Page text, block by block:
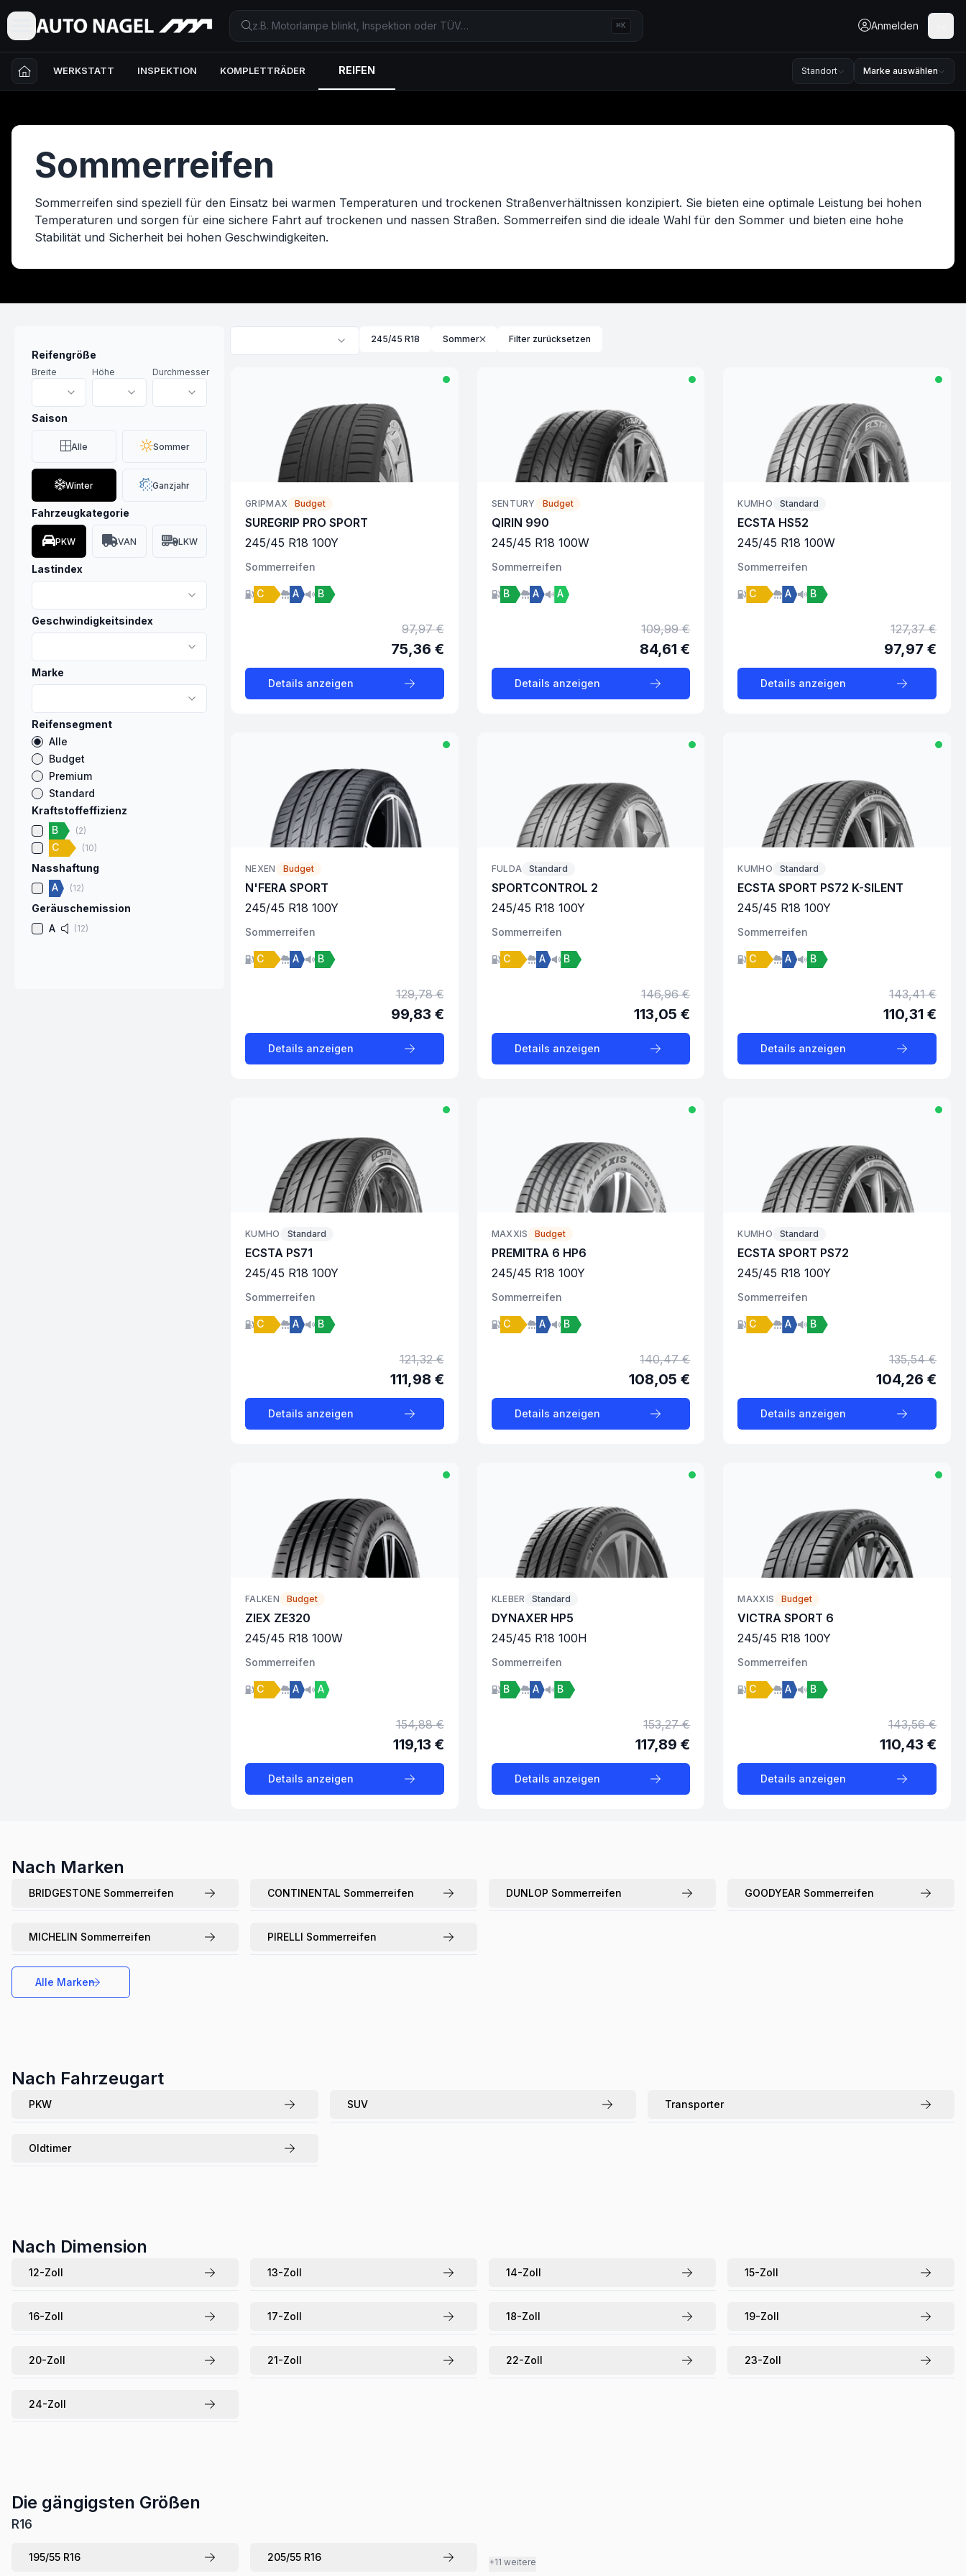
⌘K Anmelden
WERKSTATT INSPEKTION KOMPLETTRÄDER REIFEN Standort Marke auswählen
Sommerreifen
Sommerreifen sind speziell für den Einsatz bei warmen Temperaturen und trockenen Straßenverhältnissen konzipiert. Sie bieten eine optimale Leistung bei hohen
Temperaturen und sorgen für eine sichere Fahrt auf trockenen und nassen Straßen. Sommerreifen sind die ideale Wahl für den Sommer und bieten eine hohe
Stabilität und Sicherheit bei hohen Geschwindigkeiten.
Reifengröße
Breite Höhe Durchmesser
Saison
Alle Sommer
Winter Ganzjahr
Fahrzeugkategorie
PKW VAN LKW
Lastindex
Geschwindigkeitsindex
Marke
Reifensegment
Alle
Budget
Premium
Standard
Kraftstoffeffizienz
B
(2)
C (10)
Nasshaftung
A
(12)
Geräuschemission
A
(12)
245/45 R18 Sommer Filter zurücksetzen
GRIPMAX Budget
SUREGRIP PRO SPORT
245/45 R18 100Y
Sommerreifen
C A B
97,97 €
75,36 €
Details anzeigen
SENTURY Budget
QIRIN 990
245/45 R18 100W
Sommerreifen
B A A
109,99 €
84,61 €
Details anzeigen
KUMHO Standard
ECSTA HS52
245/45 R18 100W
Sommerreifen
C A B
127,37 €
97,97 €
Details anzeigen
NEXEN Budget
N'FERA SPORT
245/45 R18 100Y
Sommerreifen
C A B
129,78 €
99,83 €
Details anzeigen
FULDA Standard
SPORTCONTROL 2
245/45 R18 100Y
Sommerreifen
C A B
146,96 €
113,05 €
Details anzeigen
KUMHO Standard
ECSTA SPORT PS72 K-SILENT
245/45 R18 100Y
Sommerreifen
C A B
143,41 €
110,31 €
Details anzeigen
KUMHO Standard
ECSTA PS71
245/45 R18 100Y
Sommerreifen
C A B
121,32 €
111,98 €
Details anzeigen
MAXXIS Budget
PREMITRA 6 HP6
245/45 R18 100Y
Sommerreifen
C A B
140,47 €
108,05 €
Details anzeigen
KUMHO Standard
ECSTA SPORT PS72
245/45 R18 100Y
Sommerreifen
C A B
135,54 €
104,26 €
Details anzeigen
FALKEN Budget
ZIEX ZE320
245/45 R18 100W
Sommerreifen
C A A
154,88 €
119,13 €
Details anzeigen
KLEBER Standard
DYNAXER HP5
245/45 R18 100H
Sommerreifen
B A B
153,27 €
117,89 €
Details anzeigen
MAXXIS Budget
VICTRA SPORT 6
245/45 R18 100Y
Sommerreifen
C A B
143,56 €
110,43 €
Details anzeigen
Nach Marken
BRIDGESTONE Sommerreifen CONTINENTAL Sommerreifen DUNLOP Sommerreifen GOODYEAR Sommerreifen
MICHELIN Sommerreifen PIRELLI Sommerreifen
Alle Marken
Nach Fahrzeugart
PKW SUV Transporter
Oldtimer
Nach Dimension
12-Zoll 13-Zoll 14-Zoll 15-Zoll
16-Zoll 17-Zoll 18-Zoll 19-Zoll
20-Zoll 21-Zoll 22-Zoll 23-Zoll
24-Zoll
Die gängigsten Größen
R16
195/55 R16 205/55 R16 +11 weitere